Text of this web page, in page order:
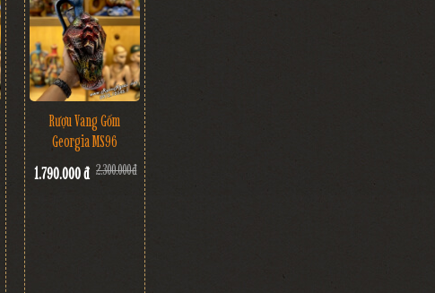
Rượu Vang Gốm
Georgia MS96
1.790.000 đ 2.300.000 đ